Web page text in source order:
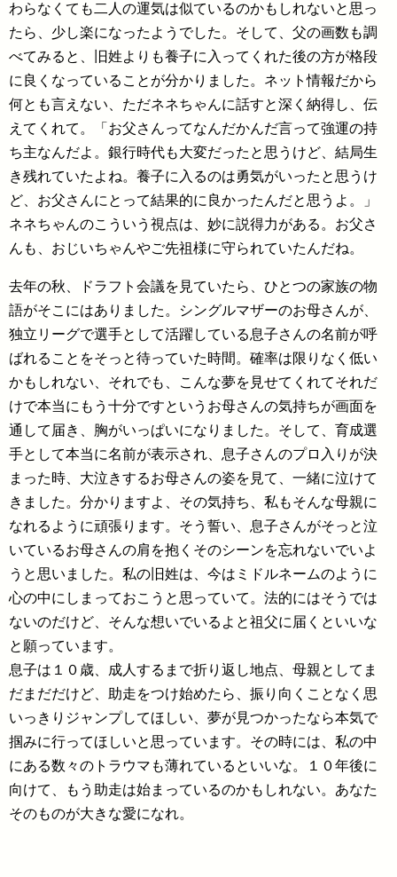
わらなくても二人の運気は似ているのかもしれないと思っ
たら、少し楽になったようでした。そして、父の画数も調
べてみると、旧姓よりも養子に入ってくれた後の方が格段
に良くなっていることが分かりました。ネット情報だから
何とも言えない、ただネネちゃんに話すと深く納得し、伝
えてくれて。「お父さんってなんだかんだ言って強運の持
ち主なんだよ。銀行時代も大変だったと思うけど、結局生
き残れていたよね。養子に入るのは勇気がいったと思うけ
ど、お父さんにとって結果的に良かったんだと思うよ。」
ネネちゃんのこういう視点は、妙に説得力がある。お父さ
んも、おじいちゃんやご先祖様に守られていたんだね。
去年の秋、ドラフト会議を見ていたら、ひとつの家族の物
語がそこにはありました。シングルマザーのお母さんが、
独立リーグで選手として活躍している息子さんの名前が呼
ばれることをそっと待っていた時間。確率は限りなく低い
かもしれない、それでも、こんな夢を見せてくれてそれだ
けで本当にもう十分ですというお母さんの気持ちが画面を
通して届き、胸がいっぱいになりました。そして、育成選
手として本当に名前が表示され、息子さんのプロ入りが決
まった時、大泣きするお母さんの姿を見て、一緒に泣けて
きました。分かりますよ、その気持ち、私もそんな母親に
なれるように頑張ります。そう誓い、息子さんがそっと泣
いているお母さんの肩を抱くそのシーンを忘れないでいよ
うと思いました。私の旧姓は、今はミドルネームのように
心の中にしまっておこうと思っていて。法的にはそうでは
ないのだけど、そんな想いでいるよと祖父に届くといいな
と願っています。
息子は１０歳、成人するまで折り返し地点、母親としてま
だまだだけど、助走をつけ始めたら、振り向くことなく思
いっきりジャンプしてほしい、夢が見つかったなら本気で
掴みに行ってほしいと思っています。その時には、私の中
にある数々のトラウマも薄れているといいな。１０年後に
向けて、もう助走は始まっているのかもしれない。あなた
そのものが大きな愛になれ。